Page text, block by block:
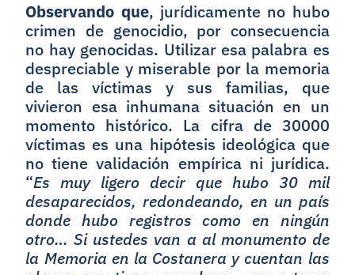
Observando que, jurídicamente no hubo
crimen de genocidio, por consecuencia
no hay genocidas. Utilizar esa palabra es
despreciable y miserable por la memoria
de las víctimas y sus familias, que
vivieron esa inhumana situación en un
momento histórico. La cifra de 30000
víctimas es una hipótesis ideológica que
no tiene validación empírica ni jurídica.
“Es muy ligero decir que hubo 30 mil
desaparecidos, redondeando, en un país
donde hubo registros como en ningún
otro… Si ustedes van a al monumento de
la Memoria en la Costanera y cuentan las